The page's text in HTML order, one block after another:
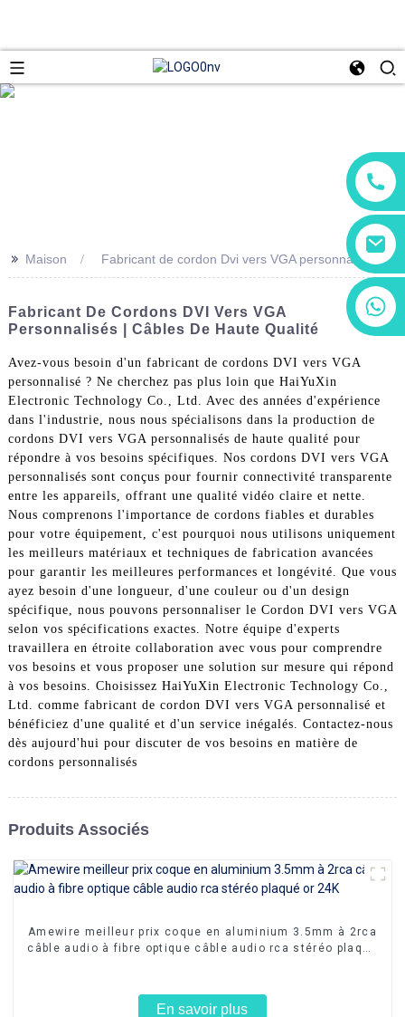
+86 18602095014
>> Maison Fabricant de cordon Dvi vers VGA personnalisé
Fabricant De Cordons DVI Vers VGA
Personnalisés | Câbles De Haute Qualité
Avez-vous besoin d'un fabricant de cordons DVI vers VGA
personnalisé ? Ne cherchez pas plus loin que HaiYuXin
Electronic Technology Co., Ltd. Avec des années d'expérience
dans l'industrie, nous nous spécialisons dans la production de
cordons DVI vers VGA personnalisés de haute qualité pour
répondre à vos besoins spécifiques. Nos cordons DVI vers VGA
personnalisés sont conçus pour fournir connectivité transparente
entre les appareils, offrant une qualité vidéo claire et nette.
Nous comprenons l'importance de cordons fiables et durables
pour votre équipement, c'est pourquoi nous utilisons uniquement
les meilleurs matériaux et techniques de fabrication avancées
pour garantir les meilleures performances et longévité. Que vous
ayez besoin d'une longueur, d'une couleur ou d'un design
spécifique, nous pouvons personnaliser le Cordon DVI vers VGA
selon vos spécifications exactes. Notre équipe d'experts
travaillera en étroite collaboration avec vous pour comprendre
vos besoins et vous proposer une solution sur mesure qui répond
à vos besoins. Choisissez HaiYuXin Electronic Technology Co.,
Ltd. comme fabricant de cordon DVI vers VGA personnalisé et
bénéficiez d'une qualité et d'un service inégalés. Contactez-nous
dès aujourd'hui pour discuter de vos besoins en matière de
cordons personnalisés
Produits Associés
Amewire meilleur prix coque en aluminium 3.5mm à 2rca
câble audio à fibre optique câble audio rca stéréo plaqué
En savoir plus